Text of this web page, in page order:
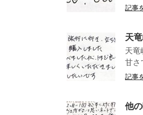
記事
天
天竜
甘さ
記事
他